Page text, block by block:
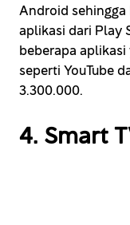
Android
aplikasi dari Play
beberapa
seperti YouTube
3.300.000.
4. Smart